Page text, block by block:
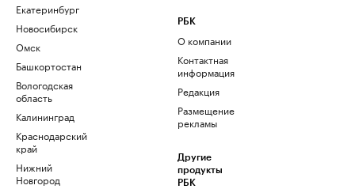
Екатеринбург
Новосибирск
Омск
Башкортостан
Вологодская
область
Калининград
Краснодарский
край
Нижний
Новгород
РБК
О компании
Контактная
информация
Редакция
Размещение
рекламы
Другие
продукты
РБК